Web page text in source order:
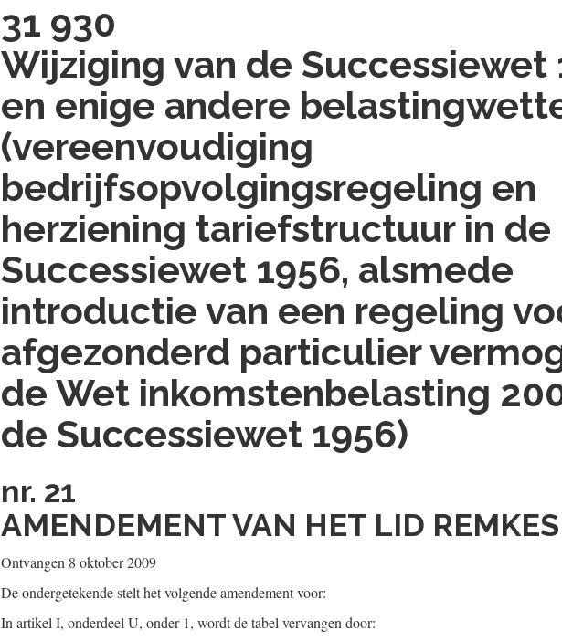
31 930
Wijziging van de Successiewet
en enige andere
(vereenvoudiging
bedrijfsopvolgingsregeling en
herziening tariefstructuur in de
Successiewet 1956, alsmede
introductie van een regeling
afgezonderd particulier
de Wet inkomstenbelasting
de Successiewet 1956)
nr. 21
AMENDEMENT VAN HET LID REMKES
Ontvangen 8 oktober 2009
De ondergetekende stelt het volgende amendement voor:
In artikel I, onderdeel U, onder 1, wordt de tabel vervangen door: